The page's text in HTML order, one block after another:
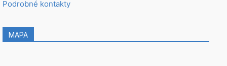
Podrobné kontakty
MAPA